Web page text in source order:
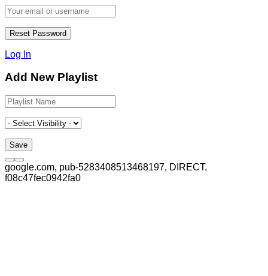
Log In
Add New Playlist
google.com, pub-5283408513468197, DIRECT,
f08c47fec0942fa0